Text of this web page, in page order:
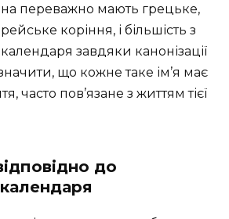
переважно мають грецьке,
коріння, і більшість з
завдяки канонізації
що кожне таке ім’я має
часто пов’язане з життям тієї
до